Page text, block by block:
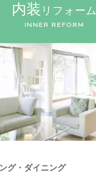
内装 リフォーム
INNER REFORM
グ・ダイニング